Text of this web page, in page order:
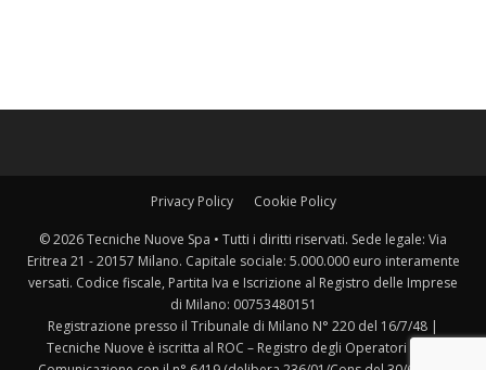
Privacy Policy Cookie Policy
© 2026 Tecniche Nuove Spa • Tutti i diritti riservati. Sede legale: Via
Eritrea 21 - 20157 Milano. Capitale sociale: 5.000.000 euro interamente
versati. Codice fiscale, Partita Iva e Iscrizione al Registro delle Imprese
di Milano: 00753480151
Registrazione presso il Tribunale di Milano N° 220 del 16/7/48 |
Tecniche Nuove è iscritta al ROC – Registro degli Operatori della